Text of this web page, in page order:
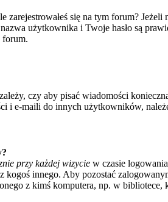
się na tym forum?
użytkownika i Twoje hasło są
forum.
czy aby pisać wiadomości
i e-maili do innych użytkowników,
przy każdej wizycie w czasie
kogoś innego. Aby pozostać
z kimś komputera, np. w